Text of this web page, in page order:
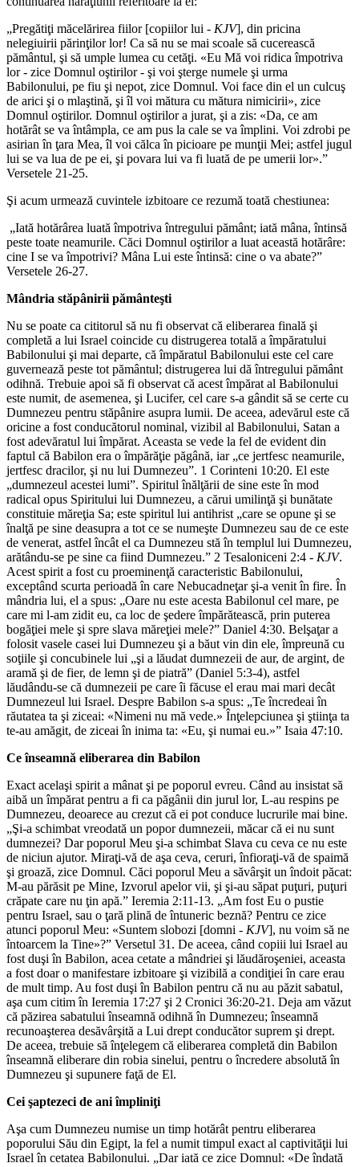
„Pregătiţi măcelărirea fiilor [copiilor lui - KJV], din pricina
nelegiuirii părinţilor lor! Ca să nu se mai scoale să cucerească
pământul, şi să umple lumea cu cetăţi. «Eu Mă voi ridica împotriva
lor - zice Domnul oştirilor - şi voi şterge numele şi urma
Babilonului, pe fiu şi nepot, zice Domnul. Voi face din el un culcuş
de arici şi o mlaştină, şi îl voi mătura cu mătura nimicirii», zice
Domnul oştirilor. Domnul oştirilor a jurat, şi a zis: «Da, ce am
hotărât se va întâmpla, ce am pus la cale se va împlini. Voi zdrobi pe
asirian în ţara Mea, îl voi călca în picioare pe munţii Mei; astfel jugul
lui se va lua de pe ei, şi povara lui va fi luată de pe umerii lor».”
Versetele 21-25.
Şi acum urmează cuvintele izbitoare ce rezumă toată chestiunea:
„Iată hotărârea luată împotriva întregului pământ; iată mâna, întinsă
peste toate neamurile. Căci Domnul oştirilor a luat această hotărâre:
cine I se va împotrivi? Mâna Lui este întinsă: cine o va abate?”
Versetele 26-27.
Mândria stăpânirii pământeşti
Nu se poate ca cititorul să nu fi observat că eliberarea finală şi
completă a lui Israel coincide cu distrugerea totală a împăratului
Babilonului şi mai departe, că împăratul Babilonului este cel care
guvernează peste tot pământul; distrugerea lui dă întregului pământ
odihnă. Trebuie apoi să fi observat că acest împărat al Babilonului
este numit, de asemenea, şi Lucifer, cel care s-a gândit să se certe cu
Dumnezeu pentru stăpânire asupra lumii. De aceea, adevărul este că
oricine a fost conducătorul nominal, vizibil al Babilonului, Satan a
fost adevăratul lui împărat. Aceasta se vede la fel de evident din
faptul că Babilon era o împărăţie păgână, iar „ce jertfesc neamurile,
jertfesc dracilor, şi nu lui Dumnezeu”. 1 Corinteni 10:20. El este
„dumnezeul acestei lumi”. Spiritul înălţării de sine este în mod
radical opus Spiritului lui Dumnezeu, a cărui umilinţă şi bunătate
constituie măreţia Sa; este spiritul lui antihrist „care se opune şi se
înalţă pe sine deasupra a tot ce se numeşte Dumnezeu sau de ce este
de venerat, astfel încât el ca Dumnezeu stă în templul lui Dumnezeu,
arătându-se pe sine ca fiind Dumnezeu.” 2 Tesaloniceni 2:4 - KJV.
Acest spirit a fost cu proeminenţă caracteristic Babilonului,
exceptând scurta perioadă în care Nebucadneţar şi-a venit în fire. În
mândria lui, el a spus: „Oare nu este acesta Babilonul cel mare, pe
care mi l-am zidit eu, ca loc de şedere împărătească, prin puterea
bogăţiei mele şi spre slava măreţiei mele?” Daniel 4:30. Belşaţar a
folosit vasele casei lui Dumnezeu şi a băut vin din ele, împreună cu
soţiile şi concubinele lui „şi a lăudat dumnezeii de aur, de argint, de
aramă şi de fier, de lemn şi de piatră” (Daniel 5:3-4), astfel
lăudându-se că dumnezeii pe care îi făcuse el erau mai mari decât
Dumnezeul lui Israel. Despre Babilon s-a spus: „Te încredeai în
răutatea ta şi ziceai: «Nimeni nu mă vede.» Înţelepciunea şi ştiinţa ta
te-au amăgit, de ziceai în inima ta: «Eu, şi numai eu.»” Isaia 47:10.
Ce înseamnă eliberarea din Babilon
Exact acelaşi spirit a mânat şi pe poporul evreu. Când au insistat să
aibă un împărat pentru a fi ca păgânii din jurul lor, L-au respins pe
Dumnezeu, deoarece au crezut că ei pot conduce lucrurile mai bine.
„Şi-a schimbat vreodată un popor dumnezeii, măcar că ei nu sunt
dumnezei? Dar poporul Meu şi-a schimbat Slava cu ceva ce nu este
de niciun ajutor. Miraţi-vă de aşa ceva, ceruri, înfioraţi-vă de spaimă
şi groază, zice Domnul. Căci poporul Meu a săvârşit un îndoit păcat:
M-au părăsit pe Mine, Izvorul apelor vii, şi şi-au săpat puţuri, puţuri
crăpate care nu ţin apă.” Ieremia 2:11-13. „Am fost Eu o pustie
pentru Israel, sau o ţară plină de întuneric beznă? Pentru ce zice
atunci poporul Meu: «Suntem slobozi [domni - KJV], nu voim să ne
întoarcem la Tine»?” Versetul 31. De aceea, când copiii lui Israel au
fost duşi în Babilon, acea cetate a mândriei şi lăudăroşeniei, aceasta
a fost doar o manifestare izbitoare şi vizibilă a condiţiei în care erau
de mult timp. Au fost duşi în Babilon pentru că nu au păzit sabatul,
aşa cum citim în Ieremia 17:27 şi 2 Cronici 36:20-21. Deja am văzut
că păzirea sabatului înseamnă odihnă în Dumnezeu; înseamnă
recunoaşterea desăvârşită a Lui drept conducător suprem şi drept.
De aceea, trebuie să înţelegem că eliberarea completă din Babilon
înseamnă eliberare din robia sinelui, pentru o încredere absolută în
Dumnezeu şi supunere faţă de El.
Cei şaptezeci de ani împliniţi
Aşa cum Dumnezeu numise un timp hotărât pentru eliberarea
poporului Său din Egipt, la fel a numit timpul exact al captivităţii lui
Israel în cetatea Babilonului. „Dar iată ce zice Domnul: «De îndată